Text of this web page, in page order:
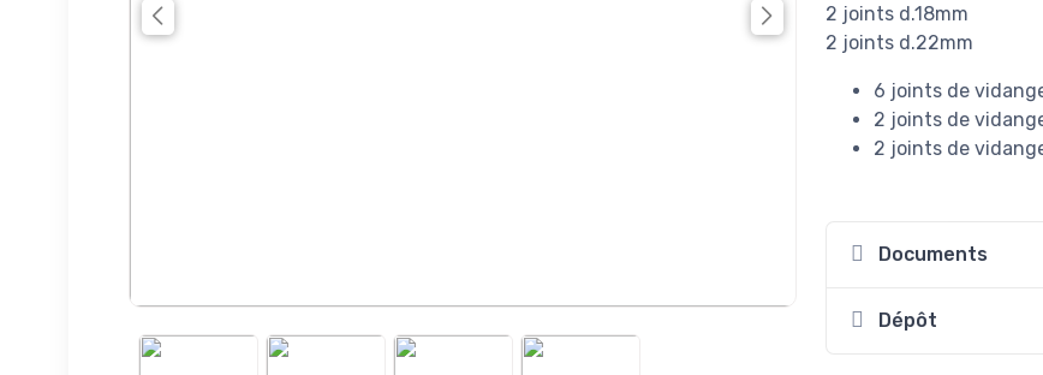
2 joints d.18mm
2 joints d.22mm
6 joints de
2 joints de
2 joints de
Documents
Dépôt